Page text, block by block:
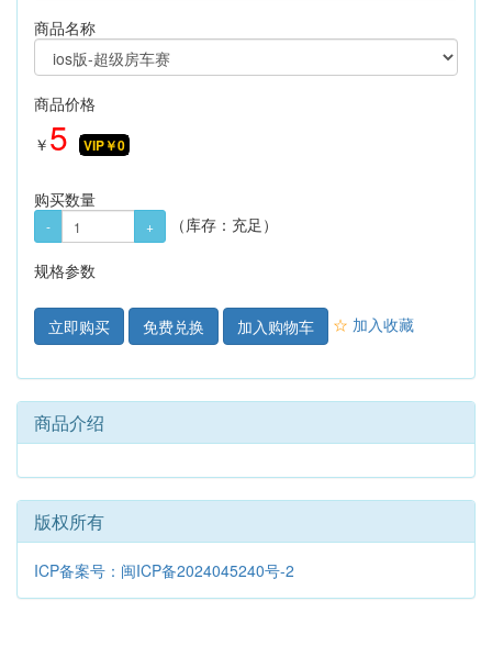
商品名称
商品价格
￥ 5 VIP￥0
购买数量
（库存： 充足 ）
规格参数
免费兑换 加入购物车 ☆ 加入收藏
商品介绍
版权所有
ICP备案号：闽ICP备2024045240号-2